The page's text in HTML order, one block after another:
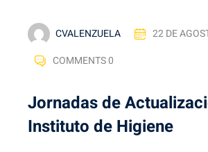
CVALENZUELA
22 DE
COMMENTS 0
Jornadas de
Instituto de Higiene